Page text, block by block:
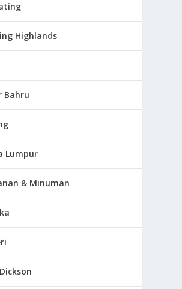
Highlands
Bahru
Lumpur
& Minuman